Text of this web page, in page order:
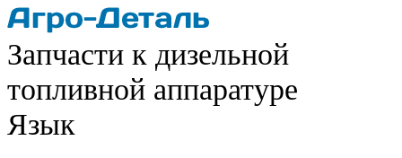
Запчасти к дизельной
топливной аппаратуре
Язык